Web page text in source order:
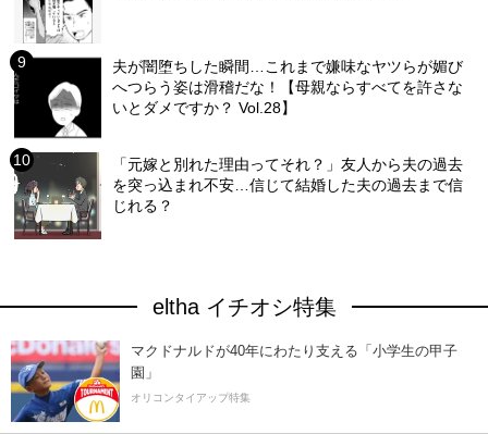
夫が闇堕ちした瞬間…これまで嫌味なヤツらが媚び
へつらう姿は滑稽だな！【母親ならすべてを許さな
いとダメですか？ Vol.28】
「元嫁と別れた理由ってそれ？」友人から夫の過去
を突っ込まれ不安…信じて結婚した夫の過去まで信
じれる？
eltha イチオシ特集
マクドナルドが40年にわたり支える「小学生の甲子
園」
オリコンタイアップ特集